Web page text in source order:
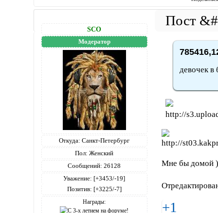
SCO
Модератор
Откуда: Санкт-Петербург
Пол: Женский
Сообщений: 26128
Уважение: [+3453/-19]
Позитив: [+3225/-7]
Награды:
девочек в
Мне бы домой
+1